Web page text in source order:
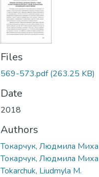
Files
569-573.pdf(263.25 KB)
Date
2018
Authors
Токарчук, Людмила
Токарчук, Людмила
Tokarchuk, Liudmyla M.